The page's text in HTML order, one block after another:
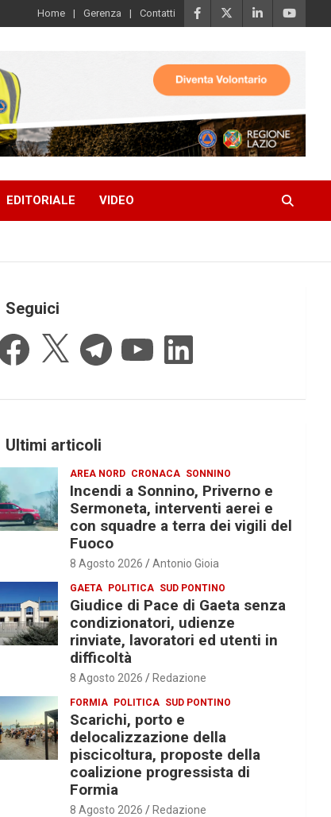
Home Gerenza Contatti
EDITORIALE VIDEO
Seguici
Facebook
X TelegramYouTube LinkedIn
Ultimi articoli
AREA NORD CRONACA SONNINO
Incendi a Sonnino, Priverno e
Sermoneta, interventi aerei e
con squadre a terra dei vigili del
Fuoco
8 Agosto 2026 Antonio Gioia
GAETA POLITICA SUD PONTINO
Giudice di Pace di Gaeta senza
condizionatori, udienze
rinviate, lavoratori ed utenti in
difficoltà
8 Agosto 2026 Redazione
FORMIA POLITICA SUD PONTINO
Scarichi, porto e
delocalizzazione della
piscicoltura, proposte della
coalizione progressista di
Formia
8 Agosto 2026 Redazione